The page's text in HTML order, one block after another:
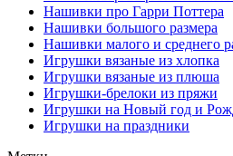
Нашивки про Гарри Поттера
Нашивки большого размера
Нашивки малого и среднего
Игрушки вязаные из хлопка
Игрушки вязаные из плюша
Игрушки-брелоки из пряжи
Игрушки на Новый год и
Игрушки на праздники